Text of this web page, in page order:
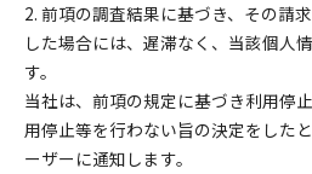
2. 前項の調査結果に基づき、その請
した場合には、遅滞なく、当該個人
す。
当社は、前項の規定に基づき利用停
用停止等を行わない旨の決定をした
ーザーに通知します。